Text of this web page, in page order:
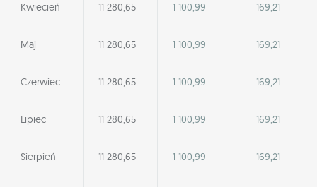
Kwiecień 11 280,65 1 100,99 169,21
Maj 11 280,65 1 100,99 169,21
Czerwiec 11 280,65 1 100,99 169,21
Lipiec 11 280,65 1 100,99 169,21
Sierpień 11 280,65 1 100,99 169,21